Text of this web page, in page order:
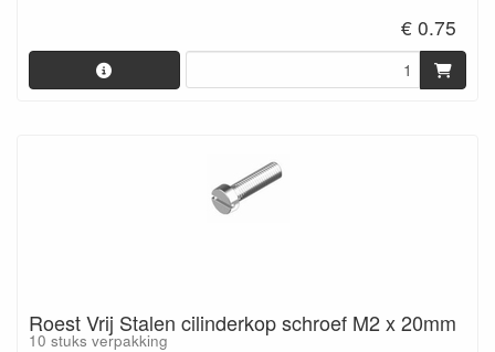
€ 0.75
Roest Vrij Stalen cilinderkop schroef M2 x 20mm
10 stuks verpakking